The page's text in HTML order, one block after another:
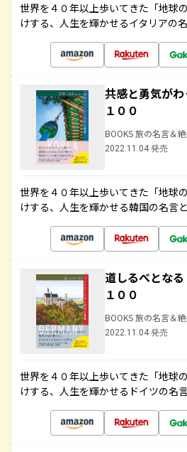
世界を４０年以上歩いてきた「地球
けする、人生を輝かせるイタリアの
共感と勇気が
１００
BOOKS 旅の名言＆
2022.11.04 発売
世界を４０年以上歩いてきた「地球
けする、人生を輝かせる韓国の名言
道しるべとな
１００
BOOKS 旅の名言＆
2022.11.04 発売
世界を４０年以上歩いてきた「地球
けする、人生を輝かせるドイツの名